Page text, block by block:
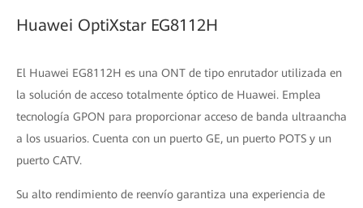
Huawei OptiXstar EG8112H
El Huawei EG8112H es una ONT de tipo enrutador utilizada en
la solución de acceso totalmente óptico de Huawei. Emplea
tecnología GPON para proporcionar acceso de banda ultraancha
a los usuarios. Cuenta con un puerto GE, un puerto POTS y un
puerto CATV.
Su alto rendimiento de reenvío garantiza una experiencia de